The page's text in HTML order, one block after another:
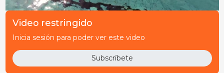
Video restringido
Inicia sesión para poder ver este video
Subscríbete